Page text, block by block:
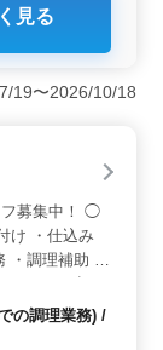
援業務の募
道路や橋
ます。現場
務に携われ
中。週休2
あり、安
は、ぜひご
収は500万
厚生も整っ
をつけた働
も予想され
見る
19〜2026/10/18
フ募集中！ ◯
け ・仕込み
・調理補助 マ
給制度あり ＊
60歳以上活
の調理業務) /